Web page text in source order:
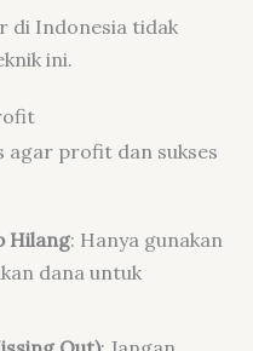
di Indonesia tidak
ini.
agar profit dan sukses
Hilang: Hanya gunakan
dana untuk